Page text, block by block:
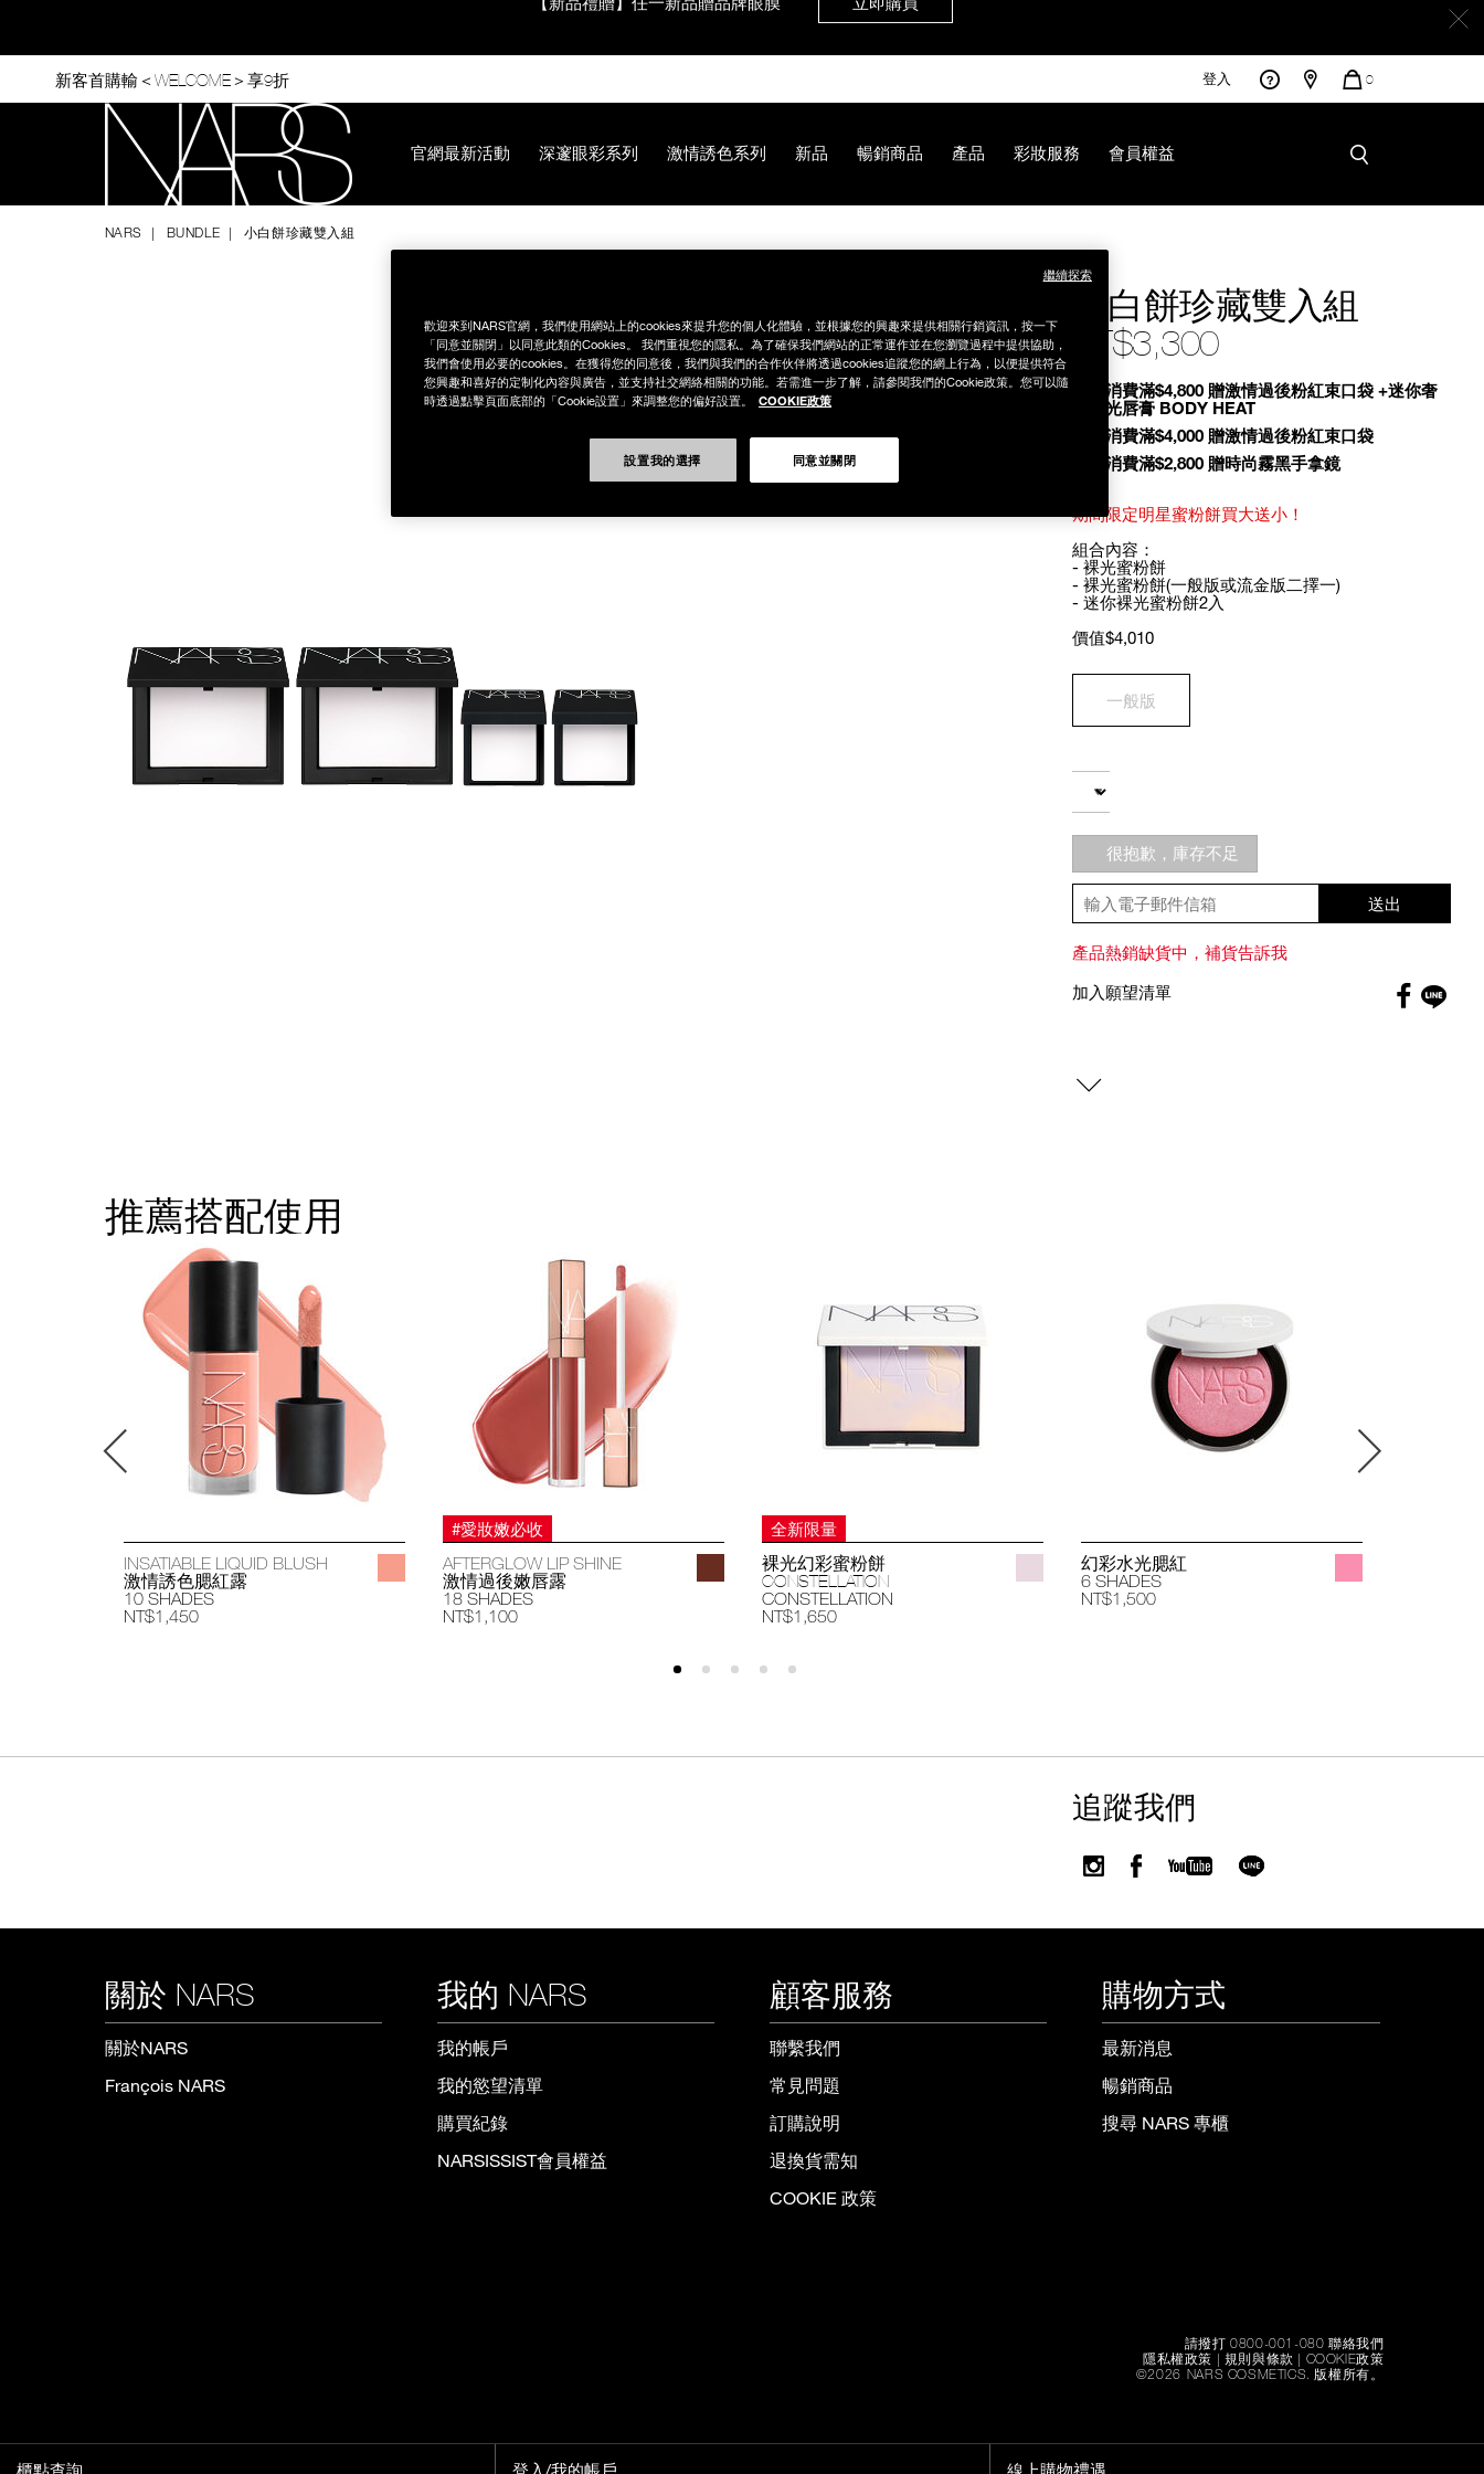
content
【8/3-8/10限定】明星底妝買1送1 立即購買
新客首購輸＜WELCOME＞享9折 登入
您
0
官網最新活動 深邃眼彩系列 激情誘色系列 新品 暢銷商品 產品 彩妝服務 會員權益
NARS BUNDLE 小白餅珍藏雙入組
小白餅珍藏雙入組
NT$3,300
Promotions
全館消費滿$4,800 贈激情過後粉紅束口袋 +迷你奢
慾緞光唇膏 BODY HEAT
全館消費滿$4,000 贈激情過後粉紅束口袋
全館消費滿$2,800 贈時尚霧黑手拿鏡
期間限定明星蜜粉餅買大送小！
組合內容：
- 裸光蜜粉餅
- 裸光蜜粉餅(一般版或流金版二擇一)
- 迷你裸光蜜粉餅2入
價值$4,010
Variations
一般版
to
cart
options
Actions
數量
很抱歉，庫存不足
送出
產品熱銷缺貨中，補貨告訴我
加入願望清單
推薦搭配使用
INSATIABLE LIQUID BLUSH
激情誘色腮紅露
10 SHADES
NT$1,450
#愛妝嫩必收
AFTERGLOW LIP SHINE
激情過後嫩唇露
18 SHADES
NT$1,100
全新限量
裸光幻彩蜜粉餅
CONSTELLATION
CONSTELLATION
NT$1,650
幻彩水光腮紅
6 SHADES
NT$1,500
追蹤我們
關於 NARS
關於NARS
François NARS
我的 NARS
我的帳戶
我的慾望清單
購買紀錄
NARSISSIST會員權益
顧客服務
聯繫我們
常見問題
訂購說明
退換貨需知
COOKIE 政策
購物方式
最新消息
暢銷商品
搜尋 NARS 專櫃
請撥打 0800-001-080 聯絡我們
隱私權政策 | 規則與條款 | COOKIE政策
©2026 NARS COSMETICS. 版權所有。
櫃點查詢 登入/我的帳戶 線上購物禮遇
歡迎來到NARS官網，我們使用網站上的cookies來提升您的個人化體驗，並根據您的興趣來提供相關行銷資訊，按一下
「同意並關閉」以同意此類的Cookies。 我們重視您的隱私。為了確保我們網站的正常運作並在您瀏覽過程中提供協助，
我們會使用必要的cookies。在獲得您的同意後，我們與我們的合作伙伴將透過cookies追蹤您的網上行為，以便提供符合
您興趣和喜好的定制化內容與廣告，並支持社交網絡相關的功能。若需進一步了解，請參閱我們的Cookie政策。您可以隨
時透過點擊頁面底部的「Cookie設置」來調整您的偏好設置。
COOKIE政策
設置我的選擇 同意並關閉
繼續探索